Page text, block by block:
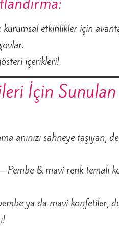
etkinlikler için
içerikleri!
İçin Sunulan
anınızı sahneye taşıyan,
Pembe & mavi renk temalı
ya da mavi konfetiler,